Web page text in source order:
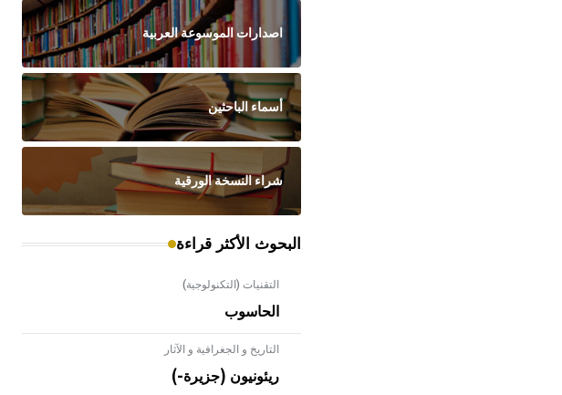
اصدارات الموسوعة العربية
أسماء الباحثين
شراء النسخة الورقية
البحوث الأكثر قراءة
التقنيات (التكنولوجية)
الحاسوب
التاريخ و الجغرافية و الآثار
ريئونيون (جزيرة-)